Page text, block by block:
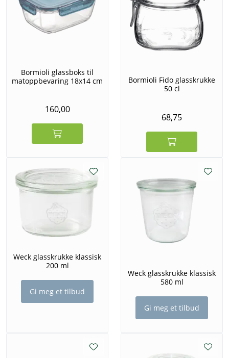
Bormioli glassboks til
matoppbevaring 18x14 cm
160,00
Bormioli Fido glasskrukke
50 cl
68,75
Weck glasskrukke klassisk
200 ml
Gi meg et tilbud
Weck glasskrukke klassisk
580 ml
Gi meg et tilbud